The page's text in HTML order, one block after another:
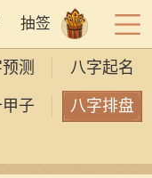
抽签
测 八字起名
子 八字排盘